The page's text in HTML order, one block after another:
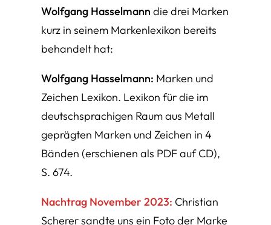
Wolfgang Hasselmann die drei Marken
kurz in seinem Markenlexikon bereits
behandelt hat:
Wolfgang Hasselmann: Marken und
Zeichen Lexikon. Lexikon für die im
deutschsprachigen Raum aus Metall
geprägten Marken und Zeichen in 4
Bänden (erschienen als PDF auf CD),
S. 674.
Nachtrag November 2023: Christian
Scherer sandte uns ein Foto der Marke